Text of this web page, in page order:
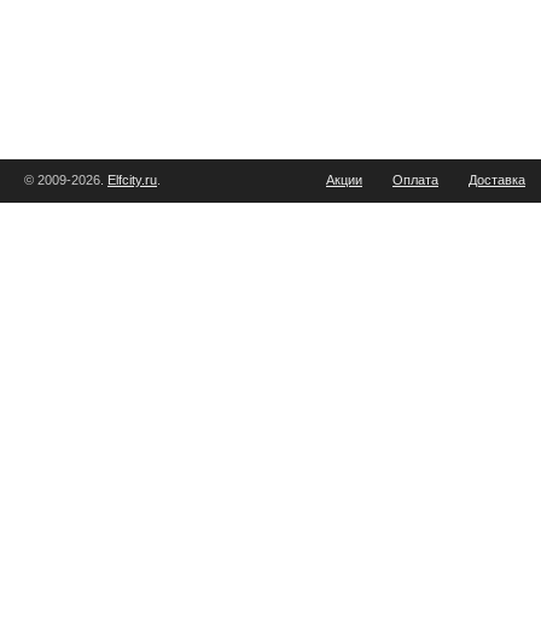
© 2009-2026. Elfcity.ru Акции Оплата Доставка